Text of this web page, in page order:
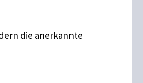
die anerkannte